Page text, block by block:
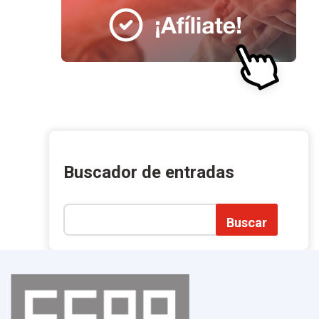
Buscador de entradas
Buscar